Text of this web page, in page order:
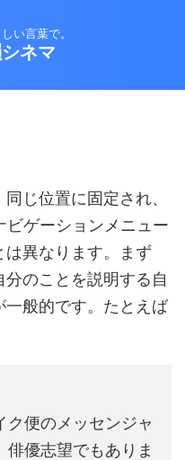
い言葉で。
ネマ
じ位置に固定され、
ゲーションメニュー
は異なります。まず
のことを説明する自
般的です。たとえば
ク便のメッセンジャ
優志望でもありま